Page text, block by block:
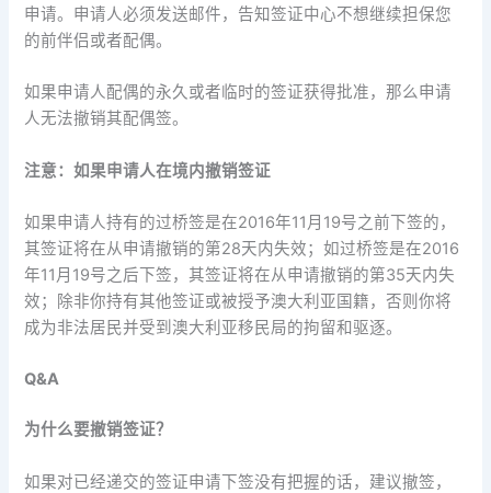
申请。申请人必须发送邮件，告知签证中心不想继续担保您
的前伴侣或者配偶。
如果申请人配偶的永久或者临时的签证获得批准，那么申请
人无法撤销其配偶签。
注意：如果申请人在境内撤销签证
如果申请人持有的过桥签是在2016年11月19号之前下签的，
其签证将在从申请撤销的第28天内失效；如过桥签是在2016
年11月19号之后下签，其签证将在从申请撤销的第35天内失
效；除非你持有其他签证或被授予澳大利亚国籍，否则你将
成为非法居民并受到澳大利亚移民局的拘留和驱逐。
Q&A
为什么要撤销签证？
如果对已经递交的签证申请下签没有把握的话，建议撤签，